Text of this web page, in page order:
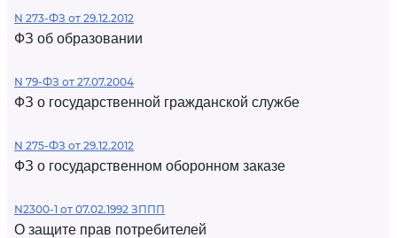
N 273-ФЗ от 29.12.2012
ФЗ об образовании
N 79-ФЗ от 27.07.2004
ФЗ о государственной гражданской службе
N 275-ФЗ от 29.12.2012
ФЗ о государственном оборонном заказе
N2300-1 от 07.02.1992 ЗППП
О защите прав потребителей